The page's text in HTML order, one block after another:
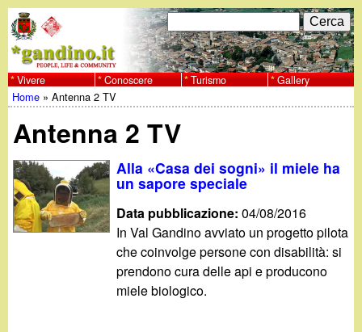
al
contenuto
principale
w
w
w
.
F
o
r
m
d
i
r
i
c
C
e
r
c
Vivere Conoscere Turismo Gallery
Tu
sei
qui
Home »Antenna 2 TV
Antenna 2 TV
Alla «Casa dei sogni» il miele ha
un sapore speciale
Data pubblicazione:04/08/2016
In Val Gandino avviato un progetto pilota
che coinvolge persone con disabilità: si
prendono cura delle api e producono
miele biologico.